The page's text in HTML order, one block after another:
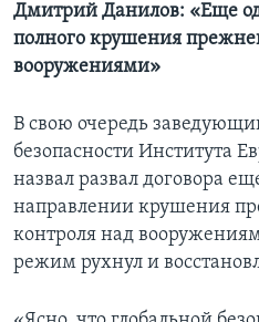
Дмитрий Данилов: «Еще
полного крушения
вооружениями»
В свою очередь
безопасности Института
назвал развал договора
направлении крушения
контроля над
режим рухнул и